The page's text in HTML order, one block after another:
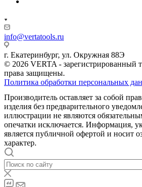
info@vertatools.ru
г. Екатеринбург, ул. Окружная 88Э
© 2026 VERTA - зарегистрированный
права защищены.
Политика обработки персональных
Производитель оставляет за собой
изделия без предварительного
иллюстрации не являются
опечатки исключается. Информация,
является публичной офертой и носит
характер.